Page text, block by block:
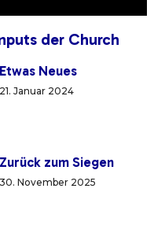
der Church
Etwas Neues
21. Januar 2024
Zurück zum Siegen
30. November 2025